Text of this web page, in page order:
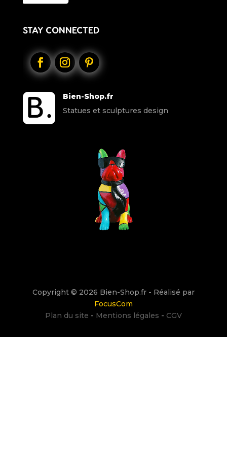
STAY CONNECTED
Bien-Shop.fr
Statues et sculptures design
Copyright © 2026 Bien-Shop.fr - Réalisé par
FocusCom
Plan du site - Mentions légales - CGV